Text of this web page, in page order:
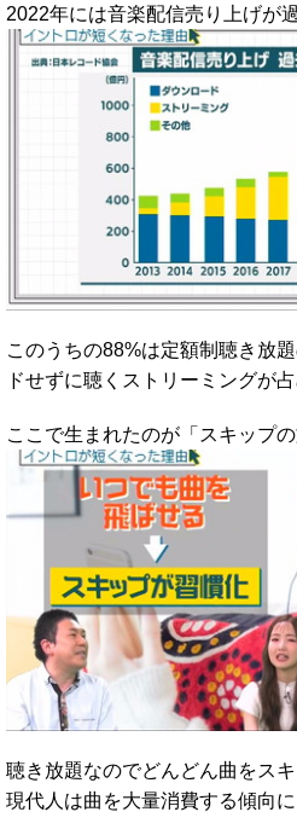
2022年には音楽配信売り上げが
このうちの88%は定額制聴き放
ドせずに聴くストリーミングが占
ここで生まれたのが「スキップの
聴き放題なのでどんどん曲をス
現代人は曲を大量消費する傾向に